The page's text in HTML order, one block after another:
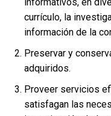
currículo, la
información de la
Preservar y
adquiridos.
Proveer servicios
satisfagan las